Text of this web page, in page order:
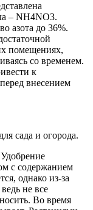
– NH4NO3.
азота до 36%.
помещениях,
со временем.
к
внесением
сада и огорода.
с содержанием
однако из-за
не все
Во время